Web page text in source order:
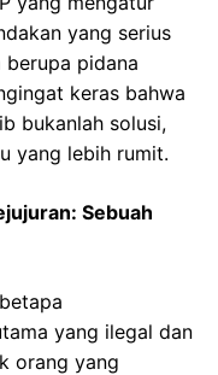
yang serius
berupa pidana
keras bahwa
bukanlah solusi,
yang lebih rumit.
Sebuah
yang ilegal dan
orang yang